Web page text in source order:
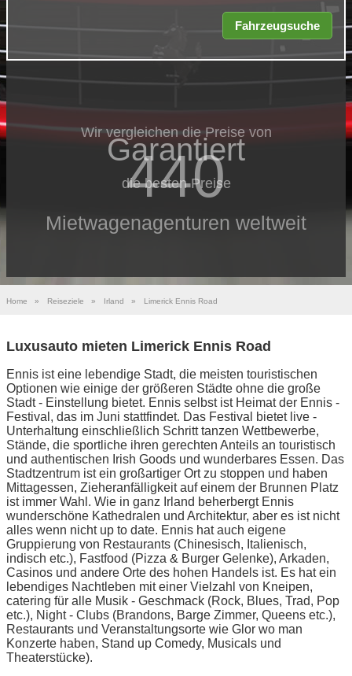
Wir vergleichen die Preise von
440
Mietwagenagenturen weltweit
Garantiert
die besten Preise
Home » Reiseziele » Irland » Limerick Ennis Road
Luxusauto mieten Limerick Ennis Road
Ennis ist eine lebendige Stadt, die meisten touristischen
Optionen wie einige der größeren Städte ohne die große
Stadt - Einstellung bietet. Ennis selbst ist Heimat der Ennis -
Festival, das im Juni stattfindet. Das Festival bietet live -
Unterhaltung einschließlich Schritt tanzen Wettbewerbe,
Stände, die sportliche ihren gerechten Anteils an touristisch
und authentischen Irish Goods und wunderbares Essen. Das
Stadtzentrum ist ein großartiger Ort zu stoppen und haben
Mittagessen, Zieheranfälligkeit auf einem der Brunnen Platz
ist immer Wahl. Wie in ganz Irland beherbergt Ennis
wunderschöne Kathedralen und Architektur, aber es ist nicht
alles wenn nicht up to date. Ennis hat auch eigene
Gruppierung von Restaurants (Chinesisch, Italienisch,
indisch etc.), Fastfood (Pizza & Burger Gelenke), Arkaden,
Casinos und andere Orte des hohen Handels ist. Es hat ein
lebendiges Nachtleben mit einer Vielzahl von Kneipen,
catering für alle Musik - Geschmack (Rock, Blues, Trad, Pop
etc.), Night - Clubs (Brandons, Barge Zimmer, Queens etc.),
Restaurants und Veranstaltungsorte wie Glor wo man
Konzerte haben, Stand up Comedy, Musicals und
Theaterstücke).